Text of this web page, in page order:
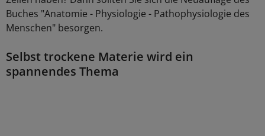
Buches "Anatomie - Physiologie - Pathophysiologie des
Menschen" besorgen.
Selbst trockene Materie wird ein
spannendes Thema